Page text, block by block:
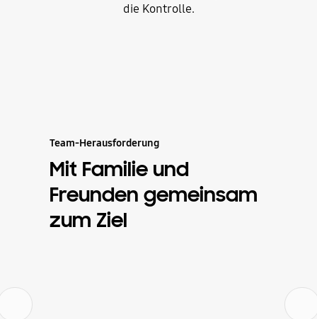
die Kontrolle.
Team-Herausforderung
Mit Familie und
Freunden gemeinsam
zum Ziel